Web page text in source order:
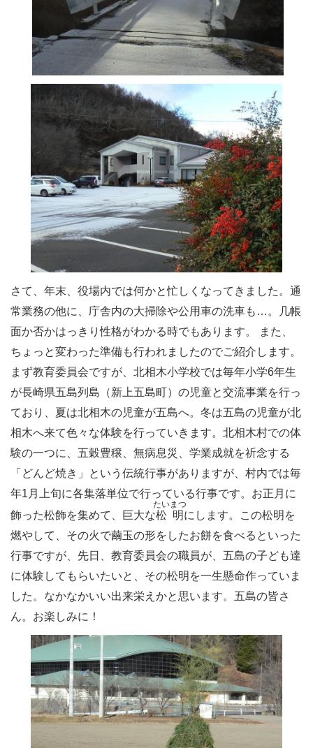
さて、年末、役場内では何かと忙しくなってきました。通
常業務の他に、庁舎内の大掃除や公用車の洗車も…。几帳
面か否かはっきり性格がわかる時でもあります。 また、
ちょっと変わった準備も行われましたのでご紹介します。
まず教育委員会ですが、北相木小学校では毎年小学6年生
が長崎県五島列島（新上五島町）の児童と交流事業を行っ
ており、夏は北相木の児童が五島へ。冬は五島の児童が北
相木へ来て色々な体験を行っていきます。北相木村での体
験の一つに、五穀豊穣、無病息災、学業成就を祈念する
「どんど焼き」という伝統行事がありますが、村内では毎
年1月上旬に各集落単位で行っている行事です。お正月に
飾った松飾を集めて、巨大な松明
たいまつ
にします。この松明を
燃やして、その火で繭玉の形をしたお餅を食べるといった
行事ですが、先日、教育委員会の職員が、五島の子ども達
に体験してもらいたいと、その松明を一生懸命作っていま
した。なかなかいい出来栄えかと思います。五島の皆さ
ん。お楽しみに！